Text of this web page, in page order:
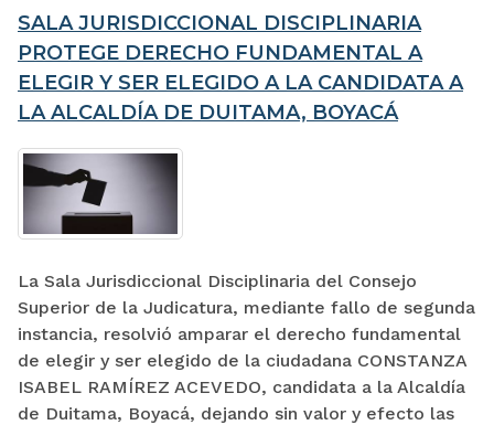
SALA JURISDICCIONAL DISCIPLINARIA
PROTEGE DERECHO FUNDAMENTAL A
ELEGIR Y SER ELEGIDO A LA CANDIDATA A
LA ALCALDÍA DE DUITAMA, BOYACÁ
La Sala Jurisdiccional Disciplinaria del Consejo
Superior de la Judicatura, mediante fallo de segunda
instancia, resolvió amparar el derecho fundamental
de elegir y ser elegido de la ciudadana CONSTANZA
ISABEL RAMÍREZ ACEVEDO, candidata a la Alcaldía
de Duitama, Boyacá, dejando sin valor y efecto las